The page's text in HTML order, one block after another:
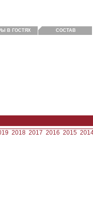
В ГОСТЯХ СОСТАВ
2018 2017 2016 2015